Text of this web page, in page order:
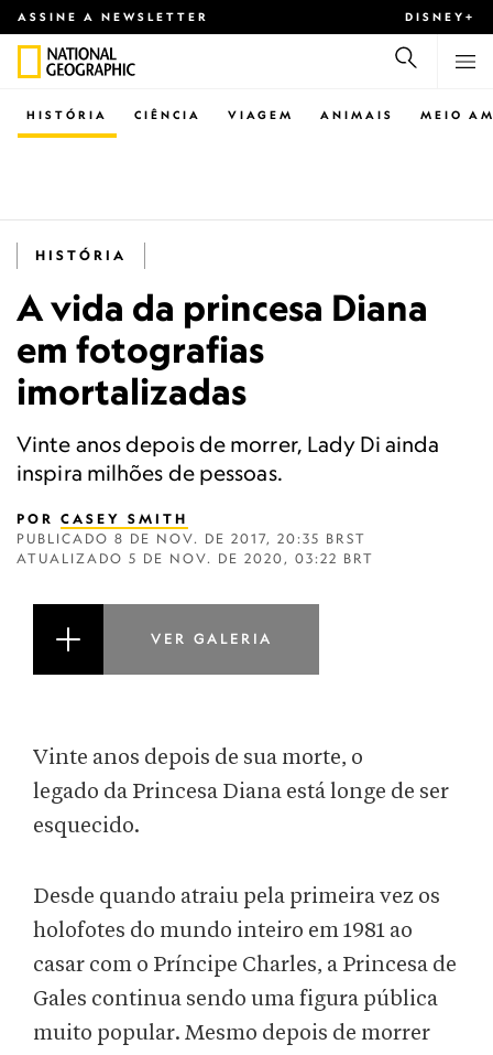
ASSINE A NEWSLETTER DISNEY+
CIÊNCIA VIAGEM ANIMAIS
HISTÓRIA MEIO
HISTÓRIA
A vida da princesa Diana
em fotografias
imortalizadas
Vinte anos depois de morrer, Lady Di ainda
inspira milhões de pessoas.
POR CASEY SMITH
PUBLICADO 8 DE NOV. DE 2017, 20:35 BRST
ATUALIZADO 5 DE NOV. DE 2020, 03:22 BRT
VER GALERIA
Vinte anos depois de sua morte, o
legado da Princesa Diana está longe de ser
esquecido.
Desde quando atraiu pela primeira vez os
holofotes do mundo inteiro em 1981 ao
casar com o Príncipe Charles, a Princesa de
Gales continua sendo uma figura pública
muito popular. Mesmo depois de morrer